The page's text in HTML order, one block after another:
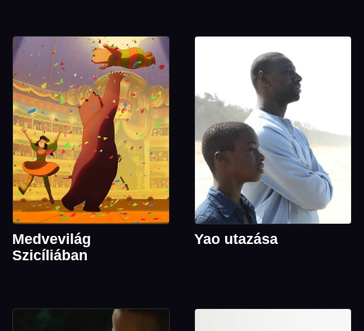
Medvevilág
Szicíliában
Yao utazása